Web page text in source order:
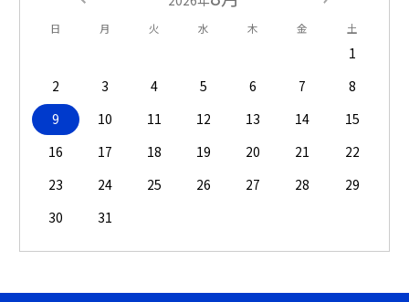
日 月 火 水 木 金 土
1
2
3 4 5 6 7
8
9
10 11 12 13 14
15
16
17 18 19 20 21
22
23
24 25 26 27 28
29
30
31